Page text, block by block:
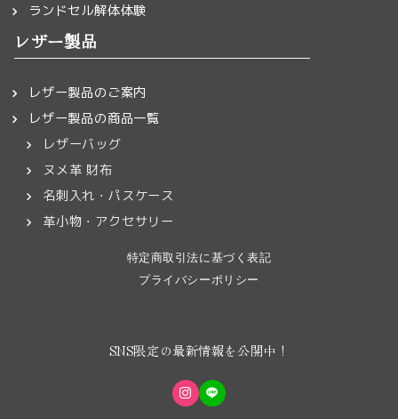
ランドセル解体体験
レザー製品
レザー製品のご案内
レザー製品の商品一覧
レザーバッグ
ヌメ革 財布
名刺入れ・パスケース
革小物・アクセサリー
特定商取引法に基づく表記
プライバシーポリシー
SNS限定の最新情報を公開中！